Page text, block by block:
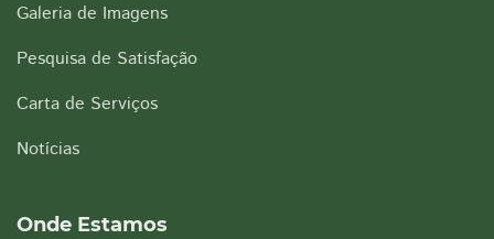
Galeria de Imagens
Pesquisa de Satisfação
Carta de Serviços
Notícias
Onde Estamos